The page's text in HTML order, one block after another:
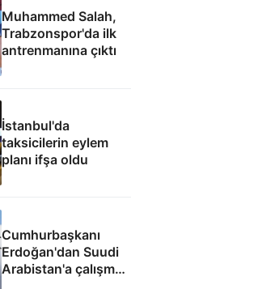
Muhammed Salah,
Trabzonspor'da ilk
antrenmanına çıktı
İstanbul'da
taksicilerin eylem
planı ifşa oldu
Cumhurbaşkanı
Erdoğan'dan Suudi
Arabistan'a çalışma